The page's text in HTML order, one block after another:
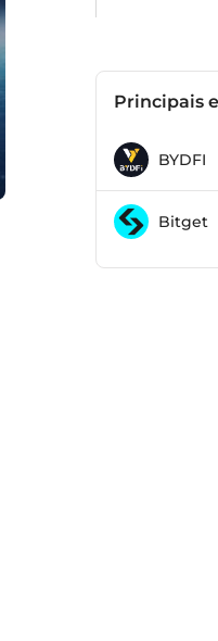
Principais
BYDFI
Bitget